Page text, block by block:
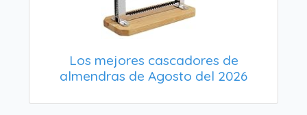
Los mejores cascadores de
almendras de Agosto del 2026